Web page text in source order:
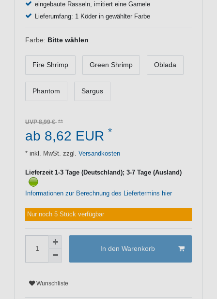
eingebaute Rasseln, imitiert eine Garnele
Lieferumfang: 1 Köder in gewählter Farbe
Farbe: Bitte wählen
Fire Shrimp Green Shrimp Oblada
Phantom Sargus
UVP 8,99 €
ab 8,62 EUR *
* inkl. MwSt. zzgl. Versandkosten
Lieferzeit 1-3 Tage (Deutschland); 3-7 Tage (Ausland)
Informationen zur Berechnung des Liefertermins hier
Nur noch 5 Stück verfügbar
In den Warenkorb
Wunschliste